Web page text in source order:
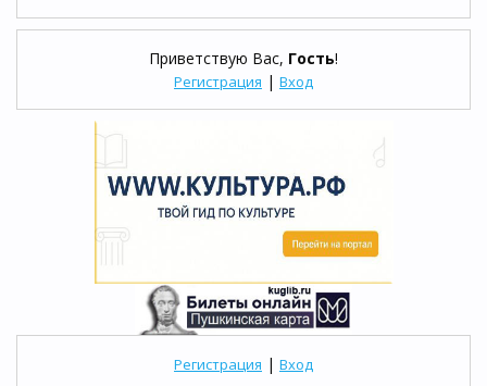
Приветствую Вас, Гость!
Регистрация | Вход
Регистрация | Вход